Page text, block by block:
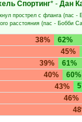
Спортинг* - Дан
прострел с фланга (пас -
расстояния (пас - Бобби
38% 62%
45%
39% 61%
40% 60%
43%
46%